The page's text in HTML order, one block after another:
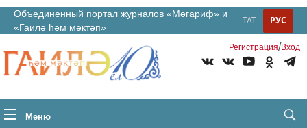
Объединенный портал журналов «Мәгариф» и
«Гаилә һәм мәктәп»
РУС
ТАТ
Регистрация/Вход
Меню